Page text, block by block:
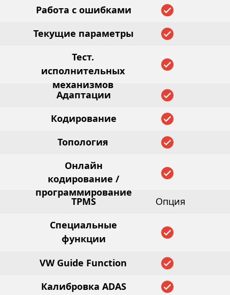
Работа с ошибками
Текущие параметры
Тест.
исполнительных
механизмов
Адаптации
Кодирование
Онлайн
кодирование /
программирование
TPMS
Специальные
функции
VW Guide Function
Калибровка ADAS
Опция
Топология